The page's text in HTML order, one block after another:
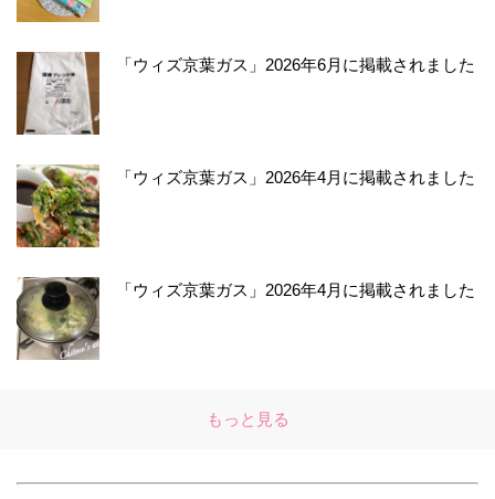
「ウィズ京葉ガス」2026年6月に掲載されました
「ウィズ京葉ガス」2026年4月に掲載されました
「ウィズ京葉ガス」2026年4月に掲載されました
もっと見る